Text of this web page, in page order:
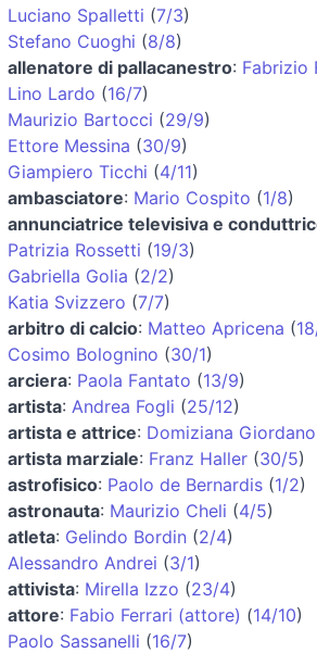
Luciano Spalletti (7/3)
Stefano Cuoghi (8/8)
allenatore di pallacanestro: Fabrizio
Lino Lardo (16/7)
Maurizio Bartocci (29/9)
Ettore Messina (30/9)
Giampiero Ticchi (4/11)
ambasciatore: Mario Cospito (1/8)
annunciatrice televisiva e
Patrizia Rossetti (19/3)
Gabriella Golia (2/2)
Katia Svizzero (7/7)
arbitro di calcio: Matteo Apricena (
Cosimo Bolognino (30/1)
arciera: Paola Fantato (13/9)
artista: Andrea Fogli (25/12)
artista e attrice: Domiziana Giordano
artista marziale: Franz Haller (30/5)
astrofisico: Paolo de Bernardis (1/2)
astronauta: Maurizio Cheli (4/5)
atleta: Gelindo Bordin (2/4)
Alessandro Andrei (3/1)
attivista: Mirella Izzo (23/4)
attore: Fabio Ferrari (attore) (14/10)
Paolo Sassanelli (16/7)